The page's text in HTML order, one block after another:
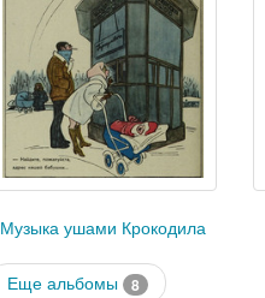
Музыка ушами Крокодила
Еще альбомы 8